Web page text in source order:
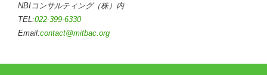
NBIコンサルティング（株）内
TEL:022-399-6330
Email:contact@mitbac.org